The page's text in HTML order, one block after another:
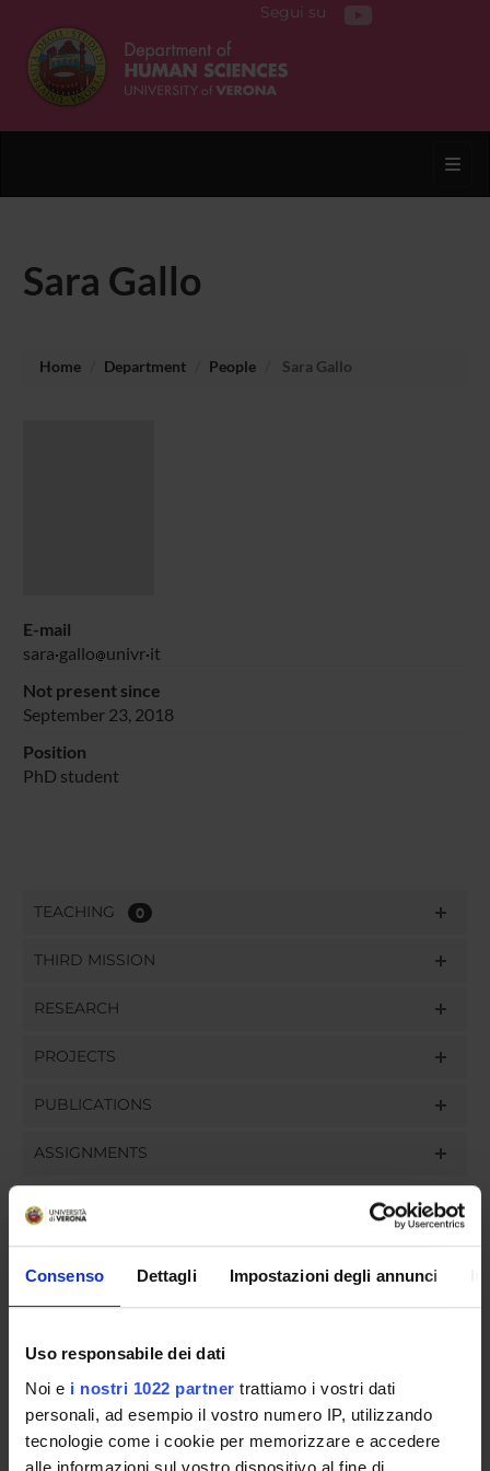
Consenso Dettagli Impostazioni degli annunci
Uso responsabile dei dati
Noi e i nostri 1022 partner trattiamo i vostri dati
personali, ad esempio il vostro numero IP, utilizzando
tecnologie come i cookie per memorizzare e accedere
alle informazioni sul vostro dispositivo al fine di
Segui su
Sara Gallo
Home Department People Sara Gallo
E-mail
sara gallo univr it
Not present since
September 23, 2018
Position
PhD student
TEACHING 0
THIRD MISSION
RESEARCH
PROJECTS
PUBLICATIONS
ASSIGNMENTS
ORGANISATION
COMMITTEES
DEPARTMENT ADMINISTRATION OFFICES
STUDENT ADMINISTRATION OFFICES